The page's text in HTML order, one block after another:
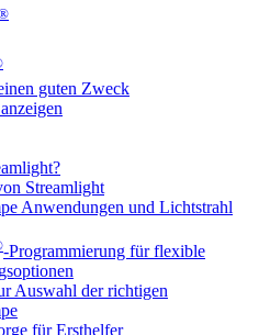
guten Zweck
Streamlight
Anwendungen und Lichtstrahl
-Programmierung für flexible
Auswahl der richtigen
für Ersthelfer